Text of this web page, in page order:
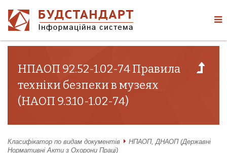
НПАОП 92.52-1.02-74 Правила
техніки безпеки в музеях
(НАОП 9.3.10-1.02-74)
Класифікатор по видам документів
НПАОП, ДНАОП (Державні
Нормативні Акти з Охорони Праці)